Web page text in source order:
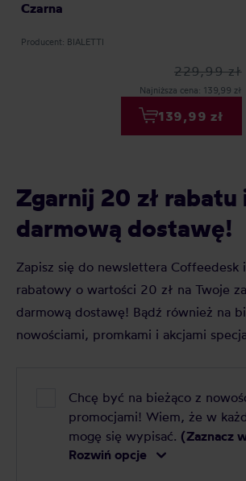
Czarna
Producent: BIALETTI
229,99 zł
Najniższa cena: 139,99 zł
139,99 zł
Zgarnij 20 zł rabatu
darmową dostawę!
Zapisz się do newslettera Coffeedesk
rabatowy o wartości 20 zł na Twoje
darmową dostawę! Bądź również na
nowościami, promkami i akcjami
Chcę być na bieżąco z
promocjami! Wiem, że w
mogę się wypisać. (Zaznacz
Rozwiń opcje